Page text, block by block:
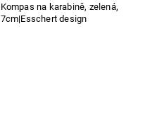
Kompas na karabině, zelená,
7cm|Esschert design